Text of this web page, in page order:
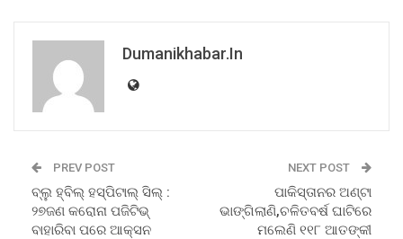
Dumanikhabar.in
PREV POST
ବ୍ଲୁ ହ୍ବିଲ୍ ହସ୍ପିଟାଲ୍‌ ସିଲ୍ :
୨୭ଜଣ କରୋନା ପଜିଟିଭ୍‌
ବାହାରିବା ପରେ ଆକ୍ସନ
NEXT POST
ପାକିସ୍ତାନର ଅଣ୍ଟା
ଭାଙ୍ଗିଲାଣି,ଚଳିତବର୍ଷ ଘାଟିରେ
ମଲେଣି ୧୧୮ ଆତଙ୍କୀ